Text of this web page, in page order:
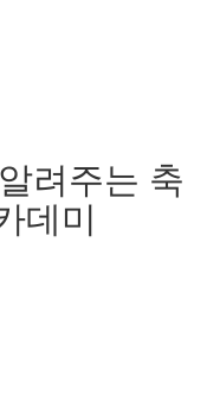
려주는 축
데미